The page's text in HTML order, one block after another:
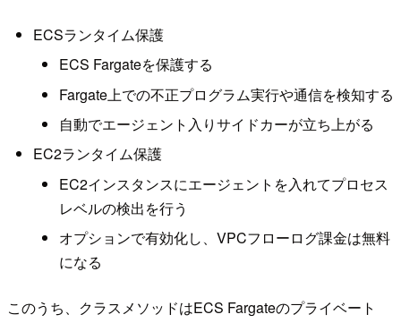
ECSランタイム保護
ECS Fargateを保護する
Fargate上での不正プログラム実行や通信を検知する
自動でエージェント入りサイドカーが立ち上がる
EC2ランタイム保護
EC2インスタンスにエージェントを入れてプロセス
レベルの検出を行う
オプションで有効化し、VPCフローログ課金は無料
になる
このうち、クラスメソッドはECS Fargateのプライベート